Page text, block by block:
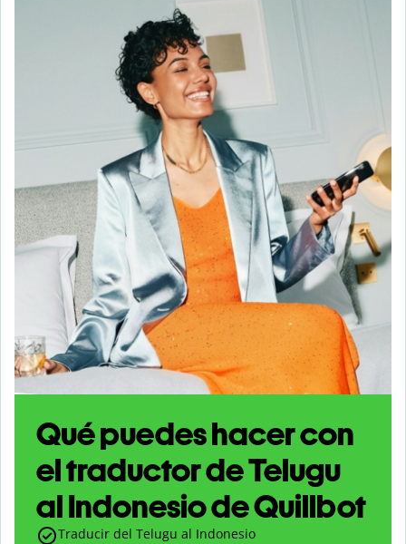
Qué puedes hacer con
el traductor de Telugu
al Indonesio de Quillbot
Traducir del Telugu al Indonesio